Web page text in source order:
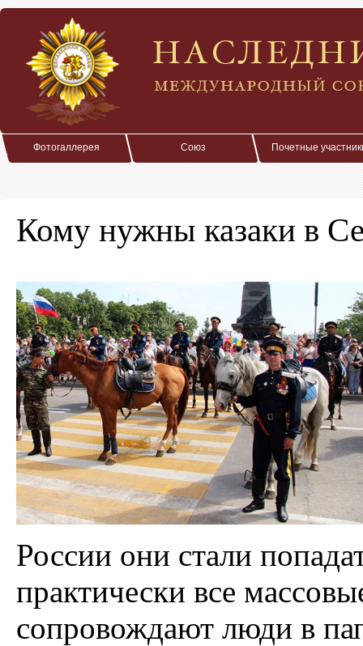
Фотогаллерея Союз Почетные
Кому нужны казаки в
России они стали
практически все
сопровождают люди в